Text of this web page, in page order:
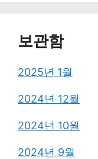
보관함
2025년 1월
2024년 12월
2024년 10월
2024년 9월